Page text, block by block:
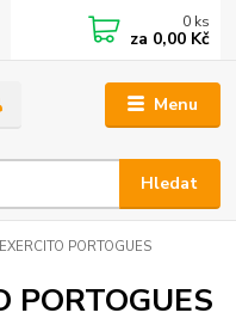
Menu
Hledat
0 ks
za 0,00 Kč
PORTOGUES
PORTOGUES